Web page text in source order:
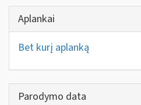
Aplankai
Bet kurį aplanką
Parodymo data